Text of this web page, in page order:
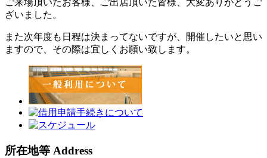
ご来場頂いたお客様、ご出店頂いた皆様、大変ありがとうご
ざいました。
また次年度も日程は決まってないですが、開催したいと思い
ますので、その際は宜しくお願い致します。
所在地等 Address